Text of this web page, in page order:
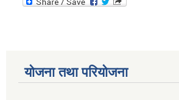
योजना तथा परियोजना